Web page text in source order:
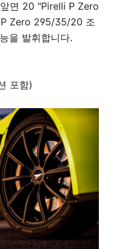
면 20 "Pirelli P Zero
Zero 295/35/20 조
을 발휘합니다.
포함)